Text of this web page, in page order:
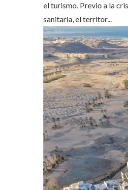
el turismo. Previo a la
sanitaria, el territor...